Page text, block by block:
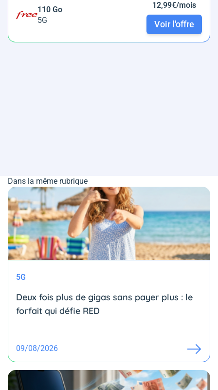
110 Go
5G
12,99€/mois
Voir l'offre
Dans la même rubrique
5G
Deux fois plus de gigas sans payer plus : le
forfait qui défie RED
09/08/2026